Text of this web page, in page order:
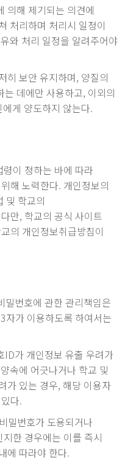
의해 제기되는 의견에
처리하며 처리시 일정이
와 처리 일정을 알려주어야
히 보안 유지하며, 양질의
데에만 사용하고, 이외의
게 양도하지 않는다.
이 정하는 바에 따라
해 노력한다. 개인정보의
및 학교의
만, 학교의 공식 사이트
의 개인정보취급방침이
밀번호에 관한 관리책임은
자가 이용하도록 하여서는
ID가 개인정보 유출 우려가
속에 어긋나거나 학교 및
가 있는 경우, 해당 이용자
다.
밀번호가 도용되거나
한 경우에는 이를 즉시
에 따라야 한다.